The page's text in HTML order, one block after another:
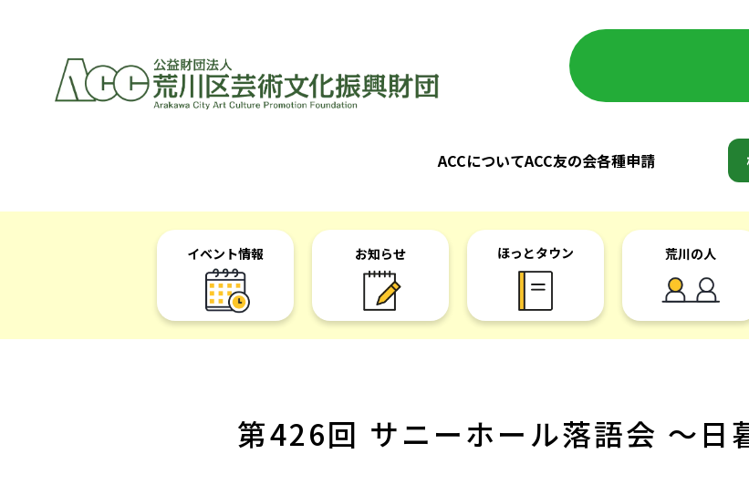
ACCについてACC友の会各種申請
イベント情報 お知らせ ほっとタウン 荒川の人
第426回 サニーホール落語会 ～日